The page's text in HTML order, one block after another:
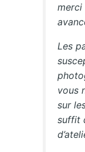
Les
vous
sur
suffit